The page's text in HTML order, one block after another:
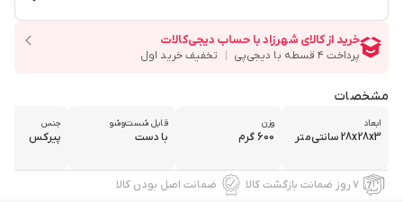
مشخصات
ابعاد
28x28x3 سانتی‌متر
وزن
600 گرم
قابل شست‌و‌شو
با دست
جنس
پیرکس
۷ روز ضمانت بازگشت کالا ضمانت اصل بودن کالا